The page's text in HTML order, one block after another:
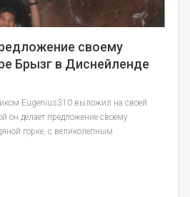
своему
Брызг в Диснейленде
Eugenius310 выложил на своей
он делает предложение своему
горке, с великолепным